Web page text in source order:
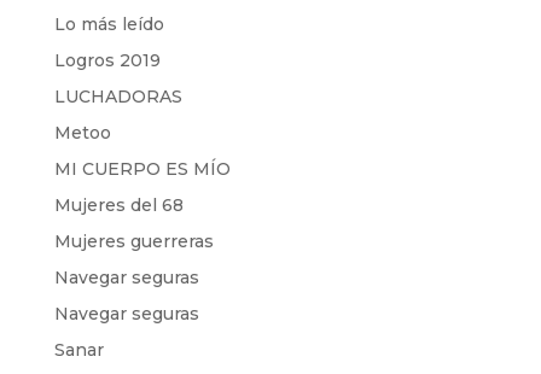
Lo más leído
Logros 2019
LUCHADORAS
Metoo
MI CUERPO ES MÍO
Mujeres del 68
Mujeres guerreras
Navegar seguras
Navegar seguras
Sanar